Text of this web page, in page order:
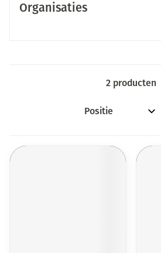
Organisaties
2 producten
Sorteer op: